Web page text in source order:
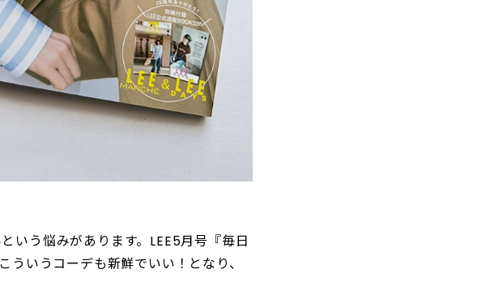
いう悩みがあります。LEE5月号『毎日
いうコーデも新鮮でいい！となり、